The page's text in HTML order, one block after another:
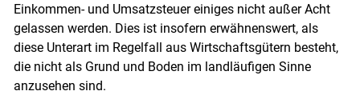
Einkommen- und Umsatzsteuer einiges nicht außer Acht
gelassen werden. Dies ist insofern erwähnenswert, als
diese Unterart im Regelfall aus Wirtschaftsgütern besteht,
die nicht als Grund und Boden im landläufigen Sinne
anzusehen sind.